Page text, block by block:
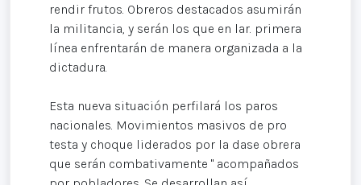
rendir frutos. Obreros destacados asumirán
la militancia, y serán los que en lar. primera
línea enfrentarán de manera organizada a la
dictadura.
Esta nueva situación perfilará los paros
nacionales. Movimientos masivos de pro
testa y choque liderados por la dase obrera
que serán combativamente " acompañados